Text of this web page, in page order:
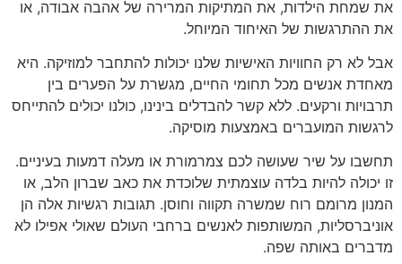
את שמחת הילדות, את המתיקות המרירה של אהבה אבודה, או
את ההתרגשות של האיחוד המיוחל.
אבל לא רק החוויות האישיות שלנו יכולות להתחבר למוזיקה. היא
מאחדת אנשים מכל תחומי החיים, מגשרת על הפערים בין
תרבויות ורקעים. ללא קשר להבדלים בינינו, כולנו יכולים להתייחס
לרגשות המועברים באמצעות מוסיקה.
תחשבו על שיר שעושה לכם צמרמורת או מעלה דמעות בעיניים.
זו יכולה להיות בלדה עוצמתית שלוכדת את כאב שברון הלב, או
המנון מרומם רוח שמשרה תקווה וחוסן. תגובות רגשיות אלה הן
אוניברסליות, המשותפות לאנשים ברחבי העולם שאולי אפילו לא
מדברים באותה שפה.